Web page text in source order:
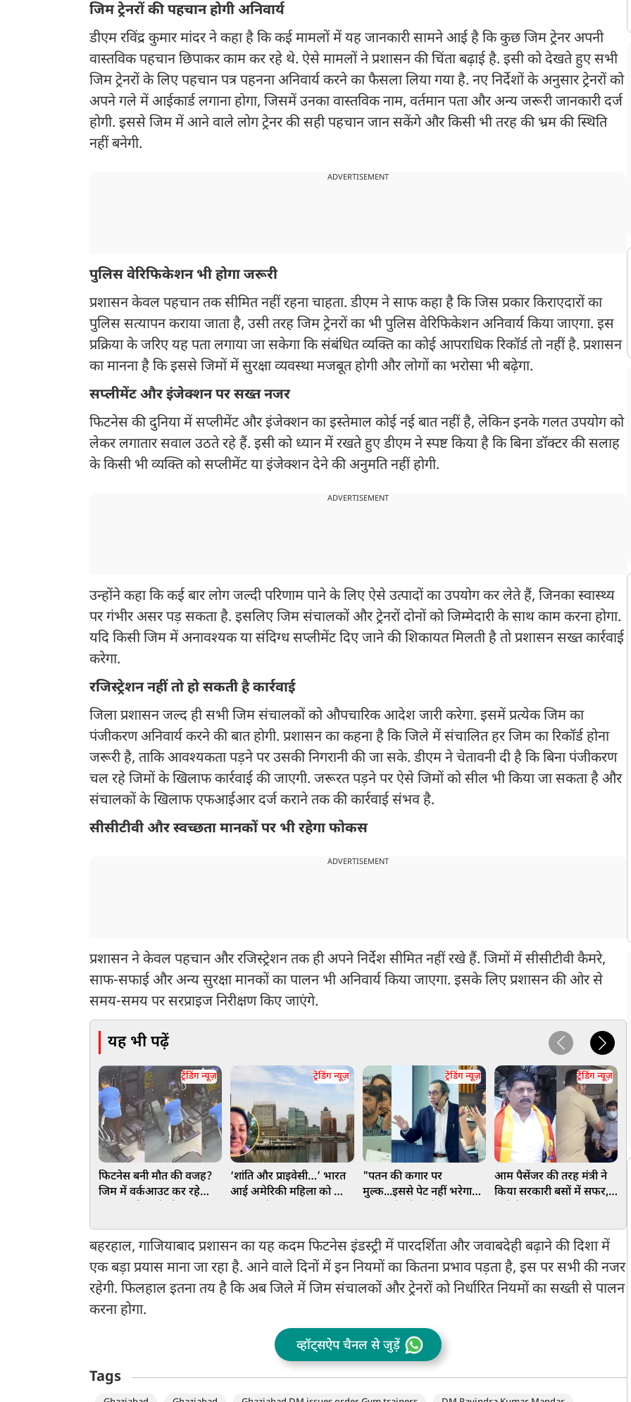
जिम ट्रेनरों की पहचान होगी अनिवार्य
डीएम रविंद्र कुमार मांदर ने कहा है कि कई मामलों में यह जानकारी सामने आई है कि कुछ जिम ट्रेनर अपनी
वास्तविक पहचान छिपाकर काम कर रहे थे. ऐसे मामलों ने प्रशासन की चिंता बढ़ाई है. इसी को देखते हुए सभी
जिम ट्रेनरों के लिए पहचान पत्र पहनना अनिवार्य करने का फैसला लिया गया है. नए निर्देशों के अनुसार ट्रेनरों को
अपने गले में आईकार्ड लगाना होगा, जिसमें उनका वास्तविक नाम, वर्तमान पता और अन्य जरूरी जानकारी दर्ज
होगी. इससे जिम में आने वाले लोग ट्रेनर की सही पहचान जान सकेंगे और किसी भी तरह की भ्रम की स्थिति
नहीं बनेगी.
ADVERTISEMENT
पुलिस वेरिफिकेशन भी होगा जरूरी
प्रशासन केवल पहचान तक सीमित नहीं रहना चाहता. डीएम ने साफ कहा है कि जिस प्रकार किराएदारों का
पुलिस सत्यापन कराया जाता है, उसी तरह जिम ट्रेनरों का भी पुलिस वेरिफिकेशन अनिवार्य किया जाएगा. इस
प्रक्रिया के जरिए यह पता लगाया जा सकेगा कि संबंधित व्यक्ति का कोई आपराधिक रिकॉर्ड तो नहीं है. प्रशासन
का मानना है कि इससे जिमों में सुरक्षा व्यवस्था मजबूत होगी और लोगों का भरोसा भी बढ़ेगा.
सप्लीमेंट और इंजेक्शन पर सख्त नजर
फिटनेस की दुनिया में सप्लीमेंट और इंजेक्शन का इस्तेमाल कोई नई बात नहीं है, लेकिन इनके गलत उपयोग को
लेकर लगातार सवाल उठते रहे हैं. इसी को ध्यान में रखते हुए डीएम ने स्पष्ट किया है कि बिना डॉक्टर की सलाह
के किसी भी व्यक्ति को सप्लीमेंट या इंजेक्शन देने की अनुमति नहीं होगी.
ADVERTISEMENT
उन्होंने कहा कि कई बार लोग जल्दी परिणाम पाने के लिए ऐसे उत्पादों का उपयोग कर लेते हैं, जिनका स्वास्थ्य
पर गंभीर असर पड़ सकता है. इसलिए जिम संचालकों और ट्रेनरों दोनों को जिम्मेदारी के साथ काम करना होगा.
यदि किसी जिम में अनावश्यक या संदिग्ध सप्लीमेंट दिए जाने की शिकायत मिलती है तो प्रशासन सख्त कार्रवाई
करेगा.
रजिस्ट्रेशन नहीं तो हो सकती है कार्रवाई
जिला प्रशासन जल्द ही सभी जिम संचालकों को औपचारिक आदेश जारी करेगा. इसमें प्रत्येक जिम का
पंजीकरण अनिवार्य करने की बात होगी. प्रशासन का कहना है कि जिले में संचालित हर जिम का रिकॉर्ड होना
जरूरी है, ताकि आवश्यकता पड़ने पर उसकी निगरानी की जा सके. डीएम ने चेतावनी दी है कि बिना पंजीकरण
चल रहे जिमों के खिलाफ कार्रवाई की जाएगी. जरूरत पड़ने पर ऐसे जिमों को सील भी किया जा सकता है और
संचालकों के खिलाफ एफआईआर दर्ज कराने तक की कार्रवाई संभव है.
सीसीटीवी और स्वच्छता मानकों पर भी रहेगा फोकस
ADVERTISEMENT
प्रशासन ने केवल पहचान और रजिस्ट्रेशन तक ही अपने निर्देश सीमित नहीं रखे हैं. जिमों में सीसीटीवी कैमरे,
साफ-सफाई और अन्य सुरक्षा मानकों का पालन भी अनिवार्य किया जाएगा. इसके लिए प्रशासन की ओर से
समय-समय पर सरप्राइज निरीक्षण किए जाएंगे.
यह भी पढ़ें
ट्रेंडिंग न्यूज़
फिटनेस बनी मौत की वजह?
जिम में वर्कआउट कर रहे
ट्रेंडिंग न्यूज़
‘शांति और प्राइवेसी…’ भारत
आई अमेरिकी महिला को भा
गया Video
ट्रेंडिंग न्यूज़
"पतन की कगार पर
मुल्क...इससे पेट नहीं भरेगा",
डिप्लोमेट ने लताड़ा
ट्रेंडिंग न्यूज़
आम पैसेंजर की तरह मंत्री ने
किया सरकारी बसों में सफर,
बहरहाल, गाजियाबाद प्रशासन का यह कदम फिटनेस इंडस्ट्री में पारदर्शिता और जवाबदेही बढ़ाने की दिशा में
एक बड़ा प्रयास माना जा रहा है. आने वाले दिनों में इन नियमों का कितना प्रभाव पड़ता है, इस पर सभी की नजर
रहेगी. फिलहाल इतना तय है कि अब जिले में जिम संचालकों और ट्रेनरों को निर्धारित नियमों का सख्ती से पालन
करना होगा.
व्हॉट्सऐप चैनल से जुड़ें
Tags